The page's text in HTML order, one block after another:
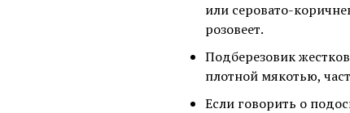
или серовато-
розовеет.
Подберезовик
плотной мякотью,
Если говорить о